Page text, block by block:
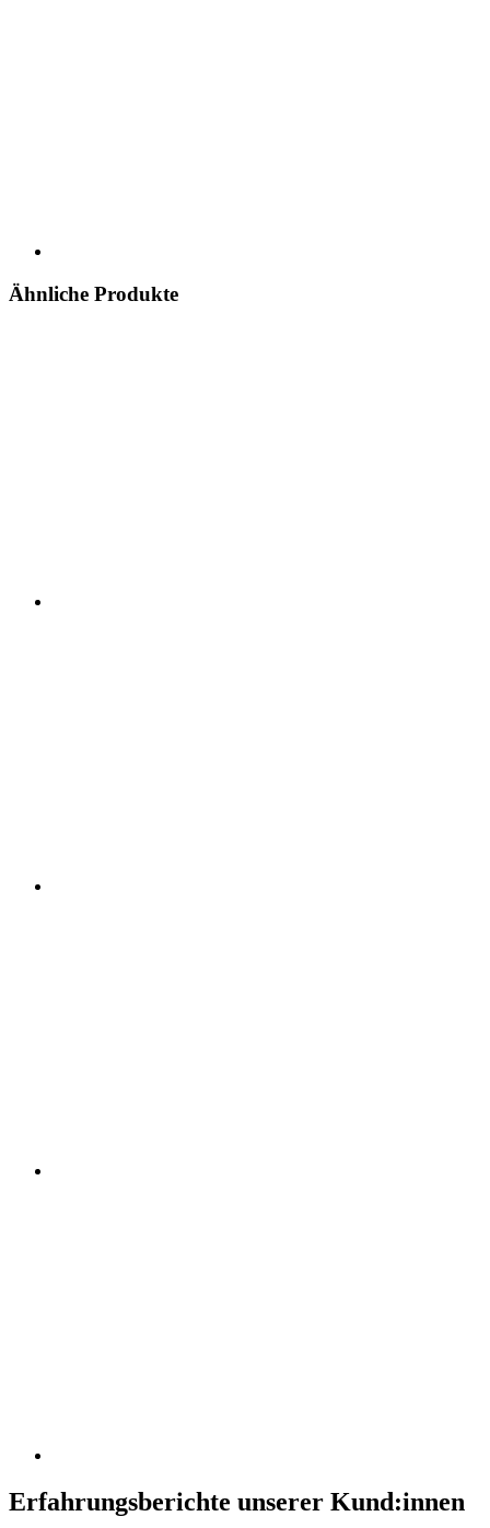
Ähnliche Produkte
Erfahrungsberichte unserer Kund:innen